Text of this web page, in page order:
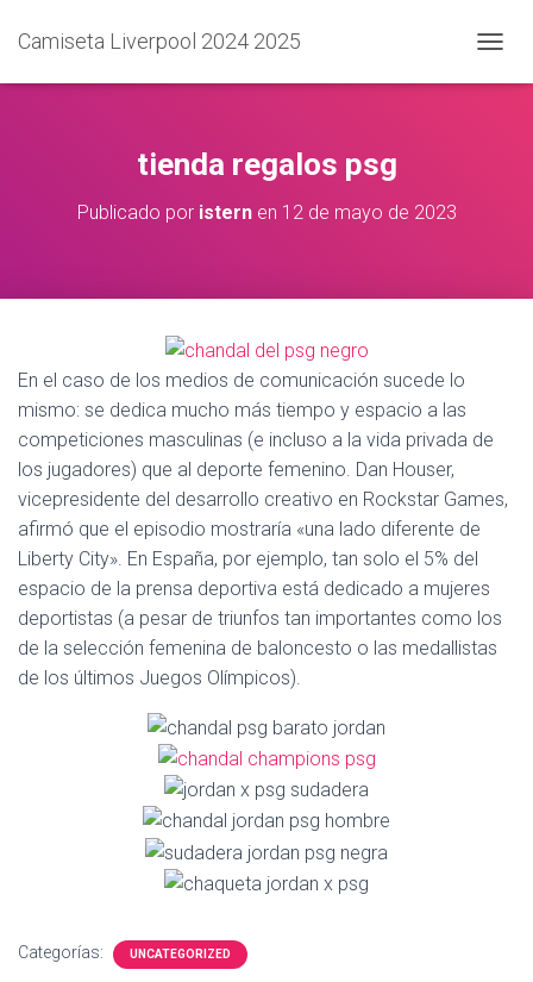
Camiseta Liverpool 2024 2025
A
G
tienda regalos psg
Publicado por isternen 12 de mayo de 2023
En el caso de los medios de comunicación sucede lo
mismo: se dedica mucho más tiempo y espacio a las
competiciones masculinas (e incluso a la vida privada de
los jugadores) que al deporte femenino. Dan Houser,
vicepresidente del desarrollo creativo en Rockstar Games,
afirmó que el episodio mostraría «una lado diferente de
Liberty City». En España, por ejemplo, tan solo el 5% del
espacio de la prensa deportiva está dedicado a mujeres
deportistas (a pesar de triunfos tan importantes como los
de la selección femenina de baloncesto o las medallistas
de los últimos Juegos Olímpicos).
Categorías: UNCATEGORIZED